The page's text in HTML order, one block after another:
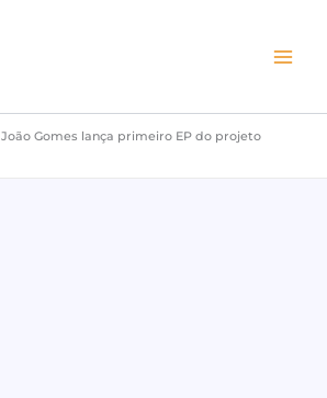
João Gomes lança primeiro EP do projeto